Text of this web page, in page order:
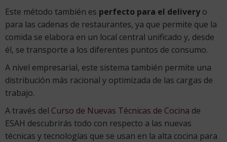
Este método también es perfecto para el delivery o
para las cadenas de restaurantes, ya que permite que la
comida se elabora en un local central unificado y, desde
él, se transporte a los diferentes puntos de consumo.
A nivel empresarial, este sistema también permite una
distribución más racional y optimizada de las cargas de
trabajo.
A través del Curso de Nuevas Técnicas de Cocina de
ESAH descubrirás todo con respecto a las nuevas
técnicas y tecnologías que se usan en la alta cocina para